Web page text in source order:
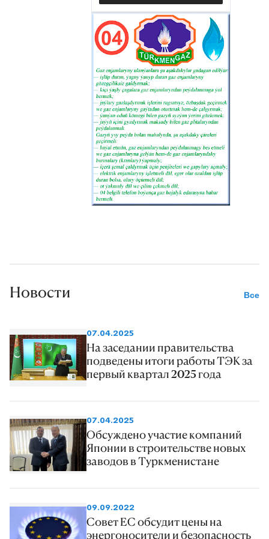
Новости Все
07.04.2025
На заседании правительства
подведены итоги работы ТЭК за
первый квартал 2025 года
07.04.2025
Обсуждено участие компаний
Японии в строительстве новых
заводов в Туркменистане
09.09.2022
Совет ЕС обсудит цены на
энергоносители и безопасность